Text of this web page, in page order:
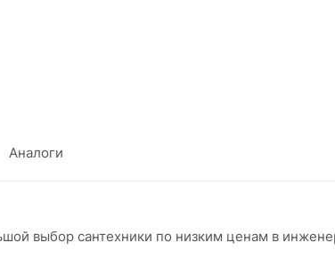
Аналоги
выбор сантехники по низким ценам в